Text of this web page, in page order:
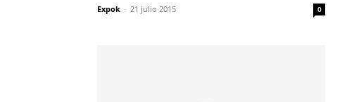
Expok - 21 julio 2015 0